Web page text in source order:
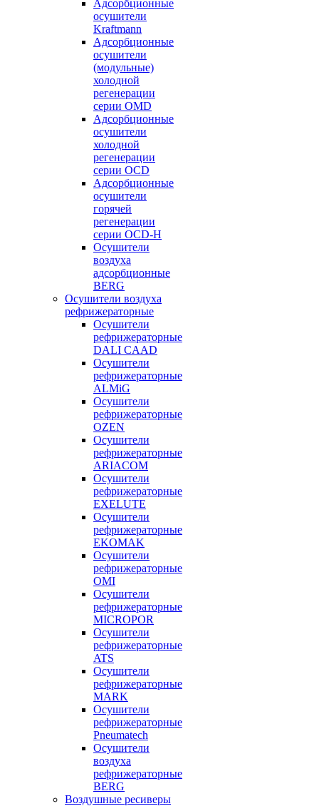
Адсорбционные
осушители
Kraftmann
Адсорбционные
осушители
(модульные)
холодной
регенерации
серии OMD
Адсорбционные
осушители
холодной
регенерации
серии OCD
Адсорбционные
осушители
горячей
регенерации
серии OСD-H
Осушители
воздуха
адсорбционные
BERG
Осушители воздуха
рефрижераторные
Осушители
рефрижераторные
DALI CAAD
Осушители
рефрижераторные
ALMiG
Осушители
рефрижераторные
OZEN
Осушители
рефрижераторные
ARIACOM
Осушители
рефрижераторные
EXELUTE
Осушители
рефрижераторные
EKOMAK
Осушители
рефрижераторные
OMI
Осушители
рефрижераторные
MICROPOR
Осушители
рефрижераторные
ATS
Осушители
рефрижераторные
MARK
Осушители
рефрижераторные
Pneumatech
Осушители
воздуха
рефрижераторные
BERG
Воздушные ресиверы